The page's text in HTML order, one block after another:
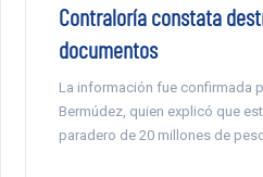
Contraloría constata
documentos
La información fue confirmada
Bermúdez, quien explicó que
paradero de 20 millones de